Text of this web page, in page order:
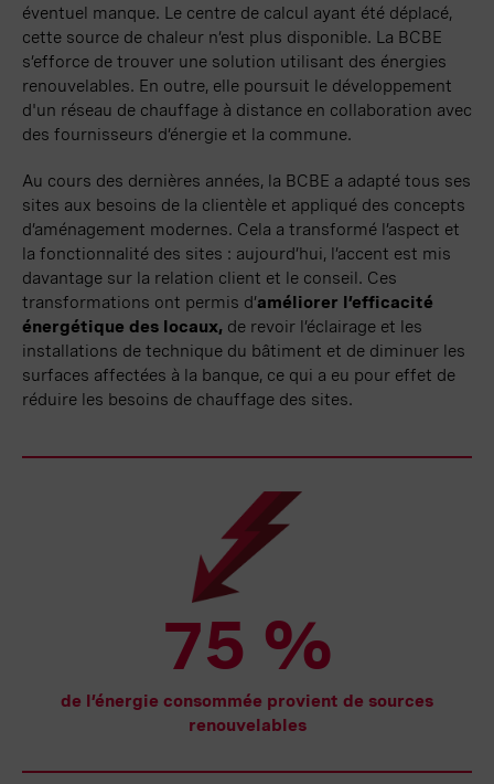
éventuel manque. Le centre de calcul ayant été déplacé,
cette source de chaleur n’est plus disponible. La BCBE
s’efforce de trouver une solution utilisant des énergies
renouvelables. En outre, elle poursuit le développement
d'un réseau de chauffage à distance en collaboration avec
des fournisseurs d’énergie et la commune.
Au cours des dernières années, la BCBE a adapté tous ses
sites aux besoins de la clientèle et appliqué des concepts
d’aménagement modernes. Cela a transformé l’aspect et
la fonctionnalité des sites : aujourd’hui, l’accent est mis
davantage sur la relation client et le conseil. Ces
transformations ont permis d’améliorer l’efficacité
énergétique des locaux, de revoir l’éclairage et les
installations de technique du bâtiment et de diminuer les
surfaces affectées à la banque, ce qui a eu pour effet de
réduire les besoins de chauffage des sites.
75 %
de l’énergie consommée provient de sources
renouvelables